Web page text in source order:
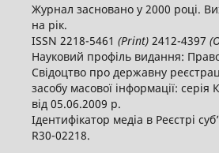
Журнал засновано у 2000 році.
на рік.
ISSN 2218-5461 (Print)2412-4397 (
Науковий профіль видання:
Свідоцтво про державну
засобу масової інформації:
від 05.06.2009 р.
Ідентифікатор медіа в Реєстрі
R30-02218.